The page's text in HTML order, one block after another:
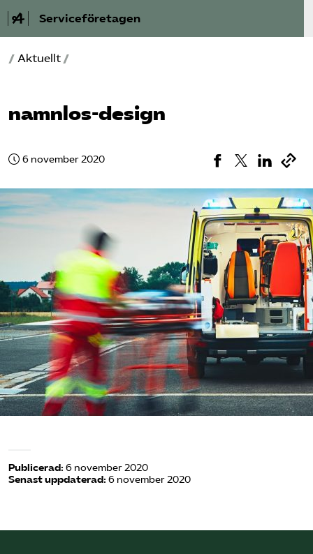
Serviceföretagen
Om Service­företagen
Branscher
Våra frågor
Bli medlem
Logga in på Arbetsgivarguiden
Sök på serviceforetagen.se
In English
Om webbplatsen
/ Aktuellt /
namnlos-design
6 november 2020
Publicerad: 6 november 2020
Senast uppdaterad: 6 november 2020